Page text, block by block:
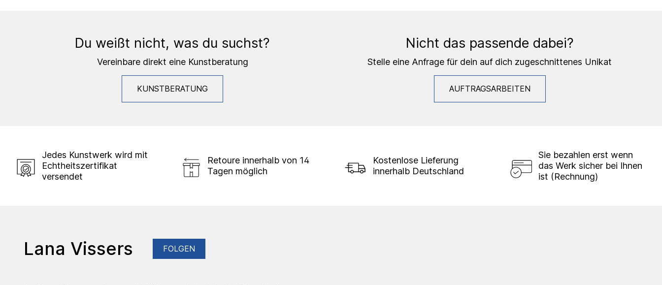
Du weißt nicht, was du suchst?
Vereinbare direkt eine Kunstberatung
KUNSTBERATUNG
Nicht das passende dabei?
Stelle eine Anfrage für dein auf dich zugeschnittenes Unikat
AUFTRAGSARBEITEN
Jedes Kunstwerk wird mit
Echtheitszertifikat
versendet
Retoure innerhalb von 14
Tagen möglich
Kostenlose Lieferung
innerhalb Deutschland
Sie bezahlen erst wenn
das Werk sicher bei Ihnen
ist (Rechnung)
Lana Vissers FOLGEN